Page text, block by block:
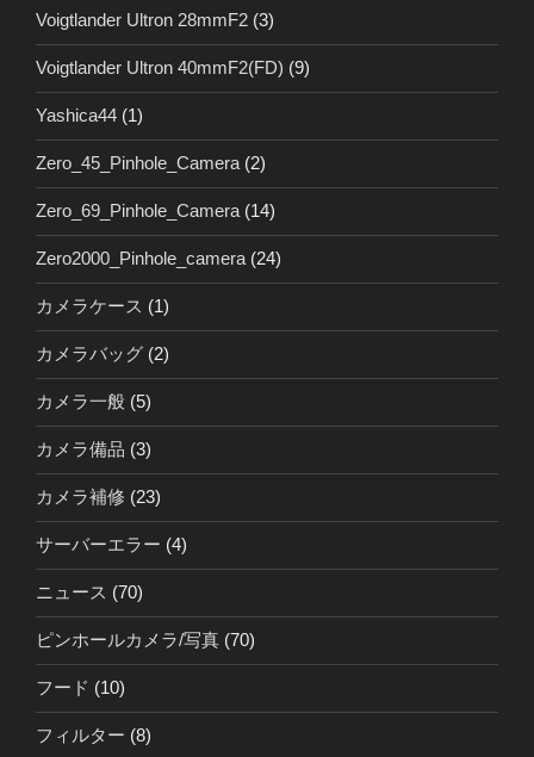
Voigtlander Ultron 28mmF2 (3)
Voigtlander Ultron 40mmF2(FD) (9)
Yashica44 (1)
Zero_45_Pinhole_Camera (2)
Zero_69_Pinhole_Camera (14)
Zero2000_Pinhole_camera (24)
カメラケース (1)
カメラバッグ (2)
カメラ一般 (5)
カメラ備品 (3)
カメラ補修 (23)
サーバーエラー (4)
ニュース (70)
ピンホールカメラ/写真 (70)
フード (10)
フィルター (8)